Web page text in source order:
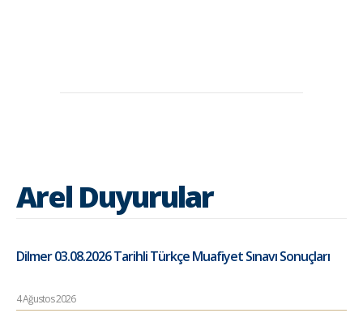
Arel Duyurular
Dilmer 03.08.2026 Tarihli Türkçe Muafiyet Sınavı Sonuçları
4 Ağustos 2026